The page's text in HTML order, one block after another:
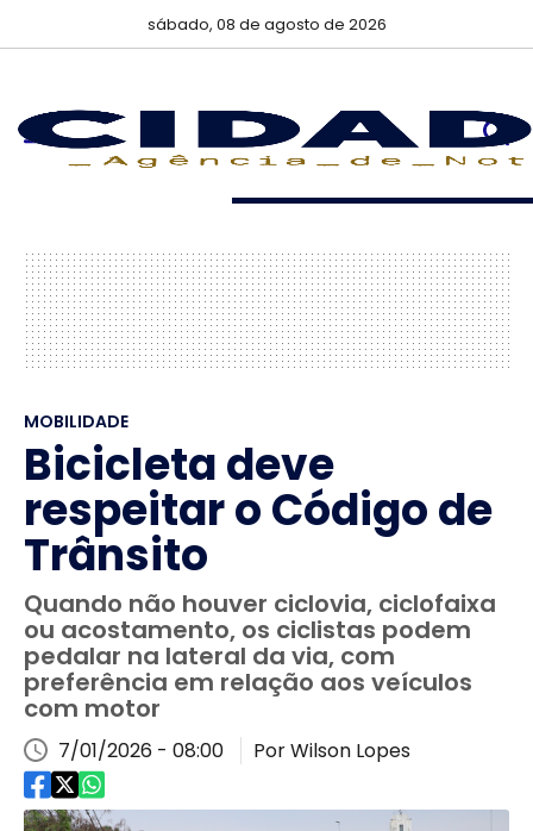
sábado, 08 de agosto de 2026
MOBILIDADE
Bicicleta deve
respeitar o Código de
Trânsito
Quando não houver ciclovia, ciclofaixa
ou acostamento, os ciclistas podem
pedalar na lateral da via, com
preferência em relação aos veículos
com motor
7/01/2026 - 08:00 Por Wilson Lopes